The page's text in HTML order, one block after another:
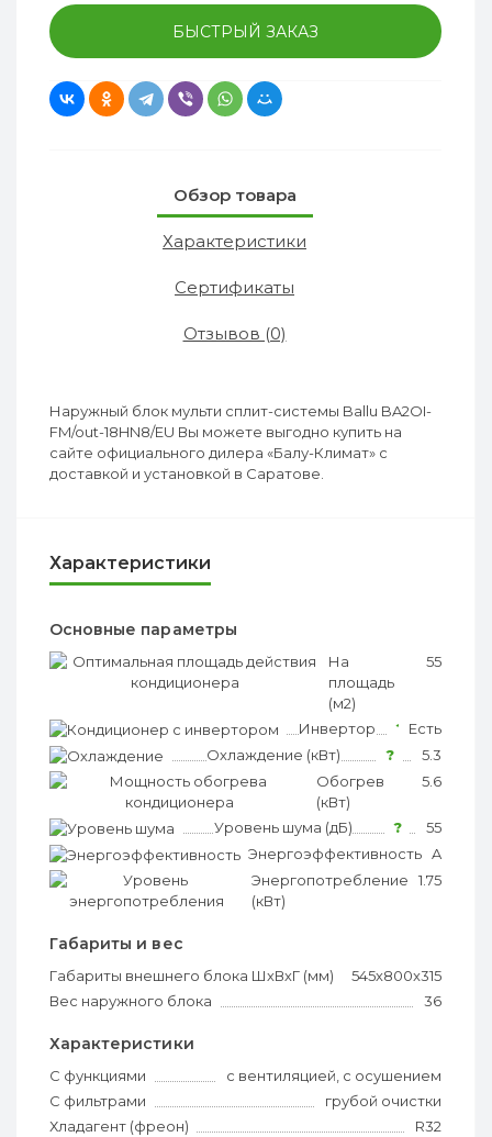
БЫСТРЫЙ ЗАКАЗ
Обзор товара
Характеристики
Сертификаты
Отзывов (0)
Наружный блок мульти сплит-системы Ballu BA2OI-
FM/out-18HN8/EU Вы можете выгодно купить на
сайте официального дилера «Балу-Климат» с
доставкой и установкой в Саратове.
Характеристики
Основные параметры
На
площадь
(м2)
?
55
Инвертор ?
Есть
Охлаждение (кВт)
?
5.3
Обогрев
(кВт)
?
5.6
Уровень шума (дБ) ?
55
Энергоэффективность ?
A
Энергопотребление
(кВт)
?1.75
Габариты и вес
Габариты внешнего блока ШхВхГ (мм)
545х800x315
Вес наружного блока
36
Характеристики
С функциями
с вентиляцией, с осушением
С фильтрами
грубой очистки
Хладагент (фреон)
R32